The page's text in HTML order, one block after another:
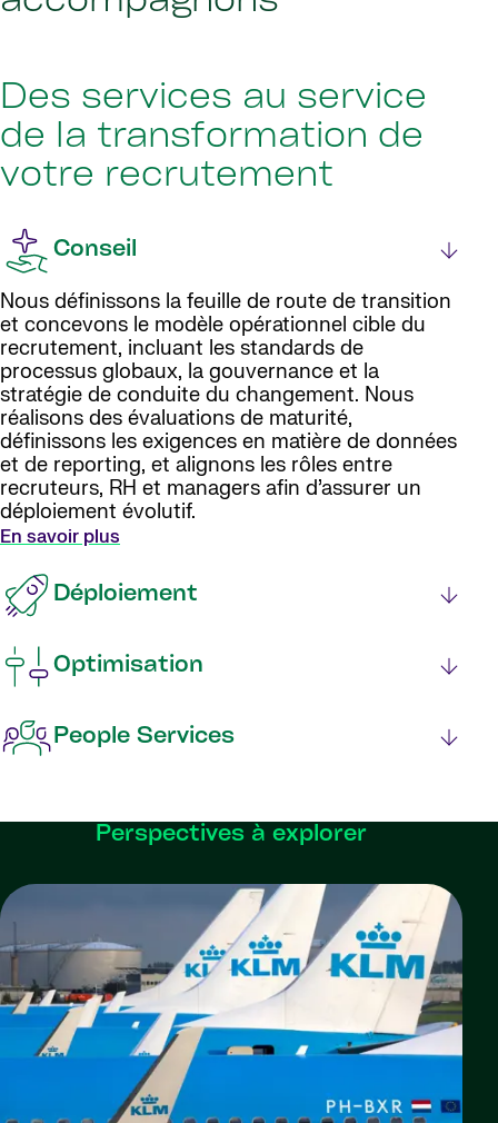
Des services au service
de la transformation de
votre recrutement
Conseil
Nous définissons la feuille de route de transition
et concevons le modèle opérationnel cible du
recrutement, incluant les standards de
processus globaux, la gouvernance et la
stratégie de conduite du changement. Nous
réalisons des évaluations de maturité,
définissons les exigences en matière de données
et de reporting, et alignons les rôles entre
recruteurs, RH et managers afin d’assurer un
déploiement évolutif.
En savoir plus
Déploiement
Optimisation
People Services
Perspectives à explorer